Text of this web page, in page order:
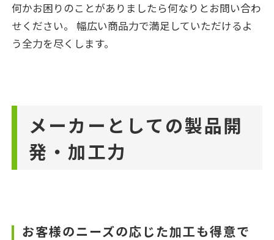
何かお困りのことがありましたら何なりとお問い合わ
せください。 幅広い商品力で満足していただけるよ
う全力を尽くします。
メーカーとしての製品開
発・加工力
お客様のニーズの応じた加工も得意で